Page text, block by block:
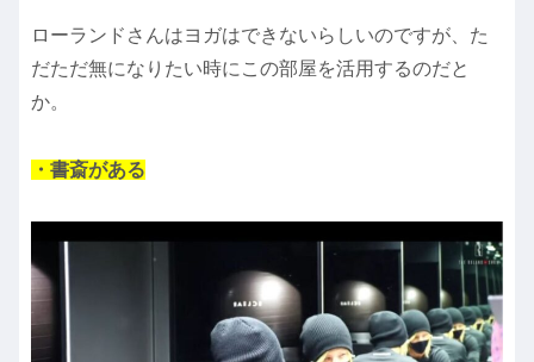
ローランドさんはヨガはできないらしいのですが、た
だただ無になりたい時にこの部屋を活用するのだと
か。
・書斎がある